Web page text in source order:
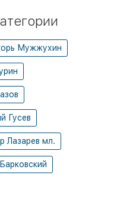
Мужжухин
Гусев
Лазарев мл.